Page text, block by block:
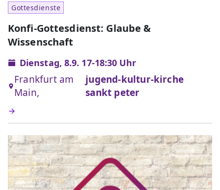
Gottesdienste
Konfi-Gottesdienst: Glaube &
Wissenschaft
Dienstag, 8.9. 17-18:30 Uhr
Frankfurt am
Main,
jugend-kultur-kirche
sankt peter